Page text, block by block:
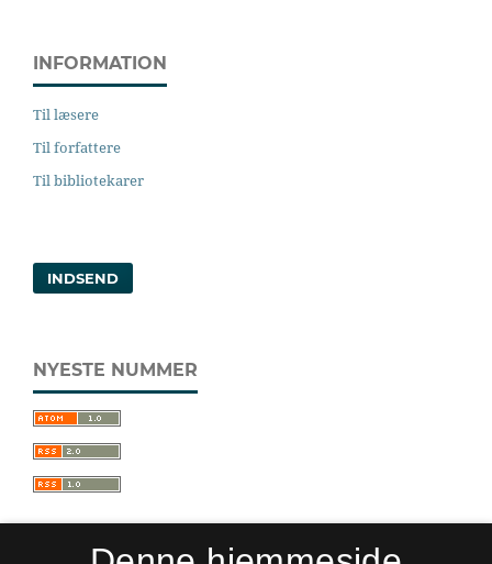
INFORMATION
Til læsere
Til forfattere
Til bibliotekarer
INDSEND
NYESTE NUMMER